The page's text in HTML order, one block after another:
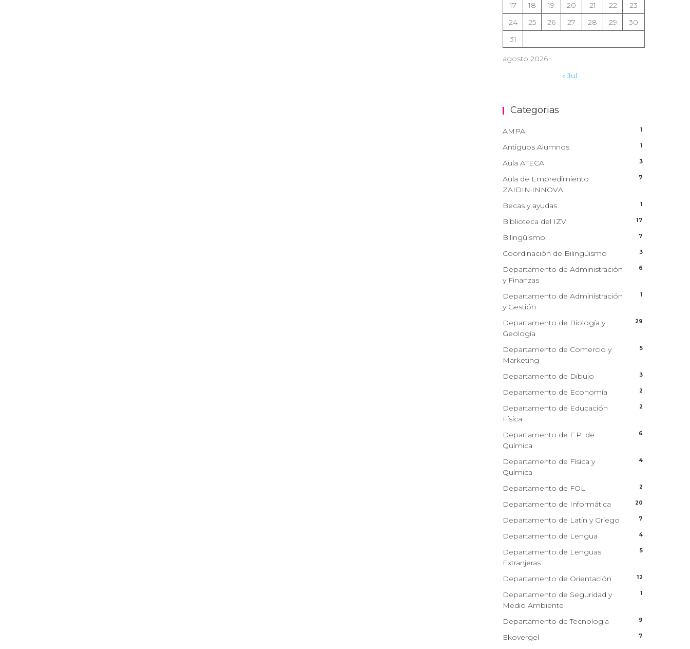
agosto 2026
17
18 19 20 21 22
23
24
25 26 27 28 29
30
31
« Jul
Categorias
AMPA 1
Antiguos Alumnos 1
Aula ATECA 3
Aula de Empredimiento
ZAIDIN·INNOVA
7
Becas y ayudas 1
Biblioteca del IZV 17
Bilingüismo 7
Coordinación de Bilingüismo 3
Departamento de Administración
y Finanzas
6
Departamento de Administración
y Gestión
1
Departamento de Biología y
Geología
29
Departamento de Comercio y
Marketing
5
Departamento de Dibujo 3
Departamento de Economía 2
Departamento de Educación
Física
2
Departamento de F.P. de
Química
6
Departamento de Física y
Química
4
Departamento de FOL 2
Departamento de Informática 20
Departamento de Latín y Griego 7
Departamento de Lengua 4
Departamento de Lenguas
Extranjeras
5
Departamento de Orientación 12
Departamento de Seguridad y
Medio Ambiente
1
Departamento de Tecnología 9
Ekovergel 7